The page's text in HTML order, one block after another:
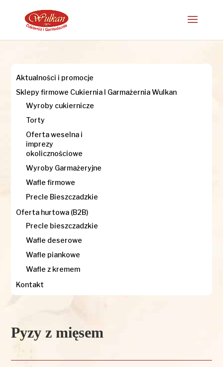
Aktualności i promocje
Sklepy firmowe Cukiernia I Garmażernia Wulkan
Wyroby cukiernicze
Torty
Oferta weselna i
imprezy
okolicznościowe
Wyroby Garmażeryjne
Wafle firmowe
Precle Bieszczadzkie
Oferta hurtowa (B2B)
Precle bieszczadzkie
Wafle deserowe
Wafle piankowe
Wafle z kremem
Kontakt
Pyzy z mięsem